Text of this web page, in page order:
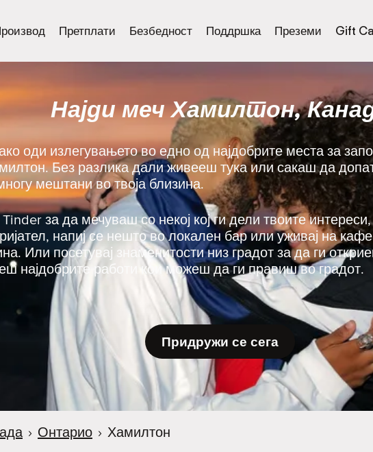
Претплати Безбедност Поддршка Преземи Gift
Најди меч Хамилтон,
оди излегувањето во едно од најдобрите места за
Без разлика дали живееш тука или сакаш да
мештани во твоја близина.
за да мечуваш со некој кој ги дели твоите
напиј се нешто во локален бар или уживај на
Или посетувај знаменитости низ градот за да ги
најдобрите работи кои можеш да ги правиш во градот.
Придружи се сега
› Онтарио › Хамилтон